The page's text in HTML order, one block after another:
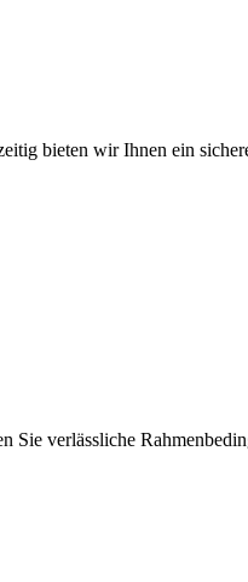
bieten wir Ihnen ein
verlässliche